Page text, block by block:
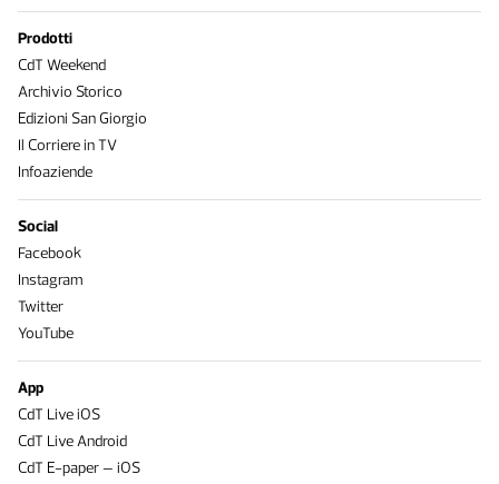
Prodotti
CdT Weekend
Archivio Storico
Edizioni San Giorgio
Il Corriere in TV
Infoaziende
Social
Facebook
Instagram
Twitter
YouTube
App
CdT Live iOS
CdT Live Android
CdT E-paper – iOS